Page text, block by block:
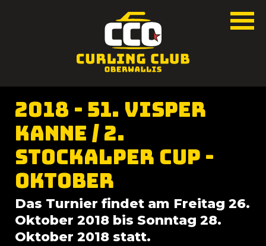
2018 - 51. Visper
Kanne / 2.
Stockalper Cup -
Oktober
Das Turnier findet am Freitag 26.
Oktober 2018 bis Sonntag 28.
Oktober 2018 statt.